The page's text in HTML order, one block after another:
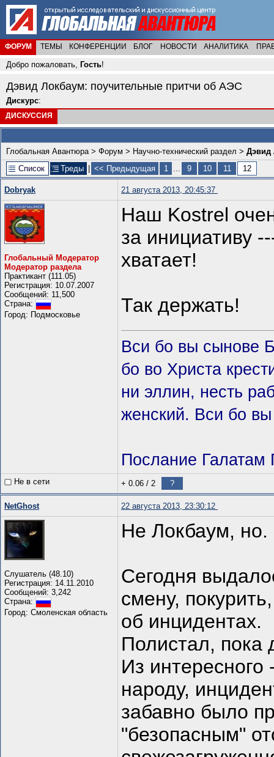
ФОРУМ ТЕМЫ КОНФЕРЕНЦИИ БЛОГ НОВОСТИ АНАЛИТИКА
Добро пожаловать, Гость!
Дэвид Локбаум: поучительные притчи об АЭС
Дискурс:
ДИСКУССИЯ
Глобальная Авантюра> Форум > Научно-технический раздел > Дэвид
Список
Треды << Предыдущая 1 ... 9 10 11 12
Dobryаk 21 августа 2013, 20:45:37
Глобальный Модератор
Модератор раздела
Практикант (111.05)
Регистрация: 10.07.2007
Сообщений: 11,500
Страна:
Город: Подмосковье
Наш Kostrel
за инициативу
хватает!
Так держать!
Вси бо вы сынове
бо во Христа
ни эллин, несть
женский. Вси бо
Послание Галатам
Не в сети + 0.06 / 2 ?
NetGhost 22 августа 2013, 23:30:12
Слушатель (48.10)
Регистрация: 14.11.2010
Сообщений: 3,242
Страна:
Город: Смоленская область
Не Локбаум, но.
Сегодня
смену,
об инцидентах.
Полистал,
Из интересного
народу,
забавно было
"безопасным"